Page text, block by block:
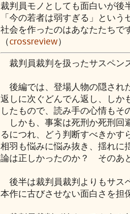
裁判員モノとしても面白いが後
「今の若者は弱すぎる」とい
社会を作ったのはあなたたちで
（ crossreview）
裁判員裁判を扱ったサスペン
後編では、登場人物の隠され
返しに次ぐどんでん返し、しか
したもので、読み手の心情もそ
しかも、事案は死刑か死刑回
るにつれ、どう判断すべきかす
相羽も悩みに悩み抜き、揺れに
論は正しかったのか？ そのあ
後半は裁判員裁判よりもサス
本作に古びさせない面白さを担